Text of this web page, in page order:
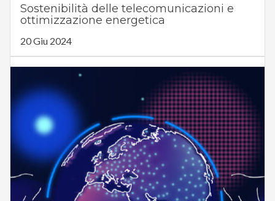
Sostenibilità delle telecomunicazioni e
ottimizzazione energetica
20 Giu 2024